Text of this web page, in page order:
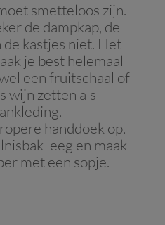
smetteloos zijn.
de dampkap, de
de kastjes niet. Het
je best helemaal
een fruitschaal of
wijn zetten als
handdoek op.
leeg en maak
met een sopje.